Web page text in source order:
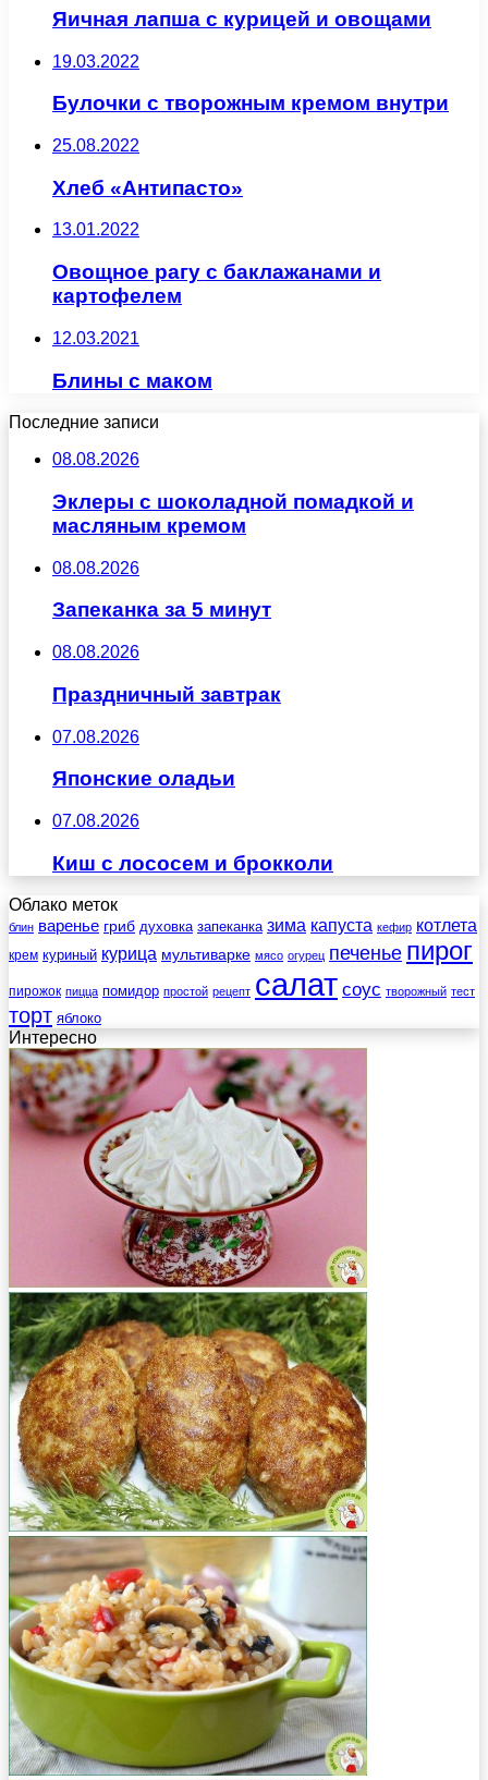
Яичная лапша с курицей и овощами
19.03.2022
Булочки с творожным кремом внутри
25.08.2022
Хлеб «Антипасто»
13.01.2022
Овощное рагу с баклажанами и
картофелем
12.03.2021
Блины с маком
Последние записи
08.08.2026
Эклеры с шоколадной помадкой и
масляным кремом
08.08.2026
Запеканка за 5 минут
08.08.2026
Праздничный завтрак
07.08.2026
Японские оладьи
07.08.2026
Киш с лососем и брокколи
Облако меток
блин варенье гриб духовка запеканка зима капуста кефир котлета
крем куриный курица мультиварке мясо огурец печенье пирог
пирожок пицца помидор простой рецепт салат соус творожный тест
торт яблоко
Интересно